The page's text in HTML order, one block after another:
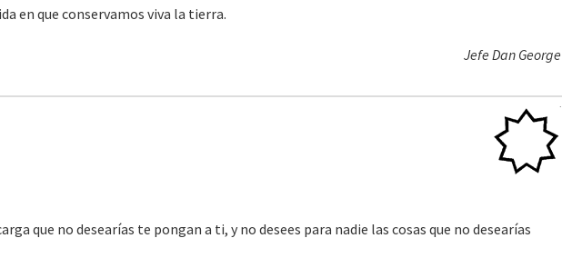
en que conservamos viva la tierra.
Jefe Dan George
que no desearías te pongan a ti, y no desees para nadie las cosas que no desearías